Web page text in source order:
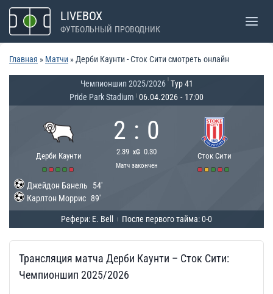
Перейти
содержимому
LIVEBOX
ФУТБОЛЬНЫЙ ПРОВОДНИК
Главная » Матчи » Дерби Каунти - Сток Сити смотреть онлайн
Чемпионшип 2025/2026 Тур 41
Pride Park Stadium 06.04.2026 - 17:00
Дерби Каунти
2 : 0
2.39 xG 0.30
Матч закончен
Сток Сити
Джейдон Банель
54'
Карлтон Моррис 89'
Рефери: E. Bell После первого тайма: 0-0
Трансляция матча Дерби Каунти – Сток Сити:
Чемпионшип 2025/2026